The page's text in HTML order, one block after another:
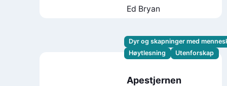
Ed Bryan
Dyr og skapninger med
Høytlesning
Utenforskap
Apestjernen